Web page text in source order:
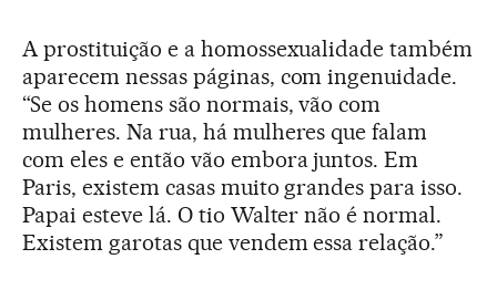
A prostituição e a homossexualidade também
aparecem nessas páginas, com ingenuidade.
“Se os homens são normais, vão com
mulheres. Na rua, há mulheres que falam
com eles e então vão embora juntos. Em
Paris, existem casas muito grandes para isso.
Papai esteve lá. O tio Walter não é normal.
Existem garotas que vendem essa relação.”